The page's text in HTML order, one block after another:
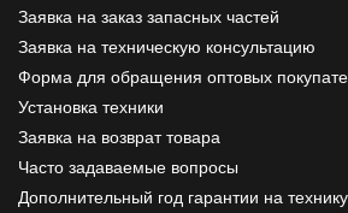
Заявка на заказ запасных частей
Заявка на техническую консультацию
Форма для обращения оптовых
Установка техники
Заявка на возврат товара
Часто задаваемые вопросы
Дополнительный год гарантии на